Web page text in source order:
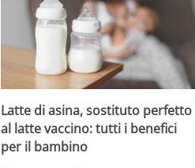
Latte di asina, sostituto perfetto
al latte vaccino: tutti i benefici
per il bambino